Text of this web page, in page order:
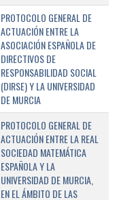
PROTOCOLO GENERAL DE
ACTUACIÓN ENTRE LA
ASOCIACIÓN ESPAÑOLA DE
DIRECTIVOS DE
RESPONSABILIDAD SOCIAL
(DIRSE) Y LA UNIVERSIDAD
DE MURCIA
PROTOCOLO GENERAL DE
ACTUACIÓN ENTRE LA REAL
SOCIEDAD MATEMÁTICA
ESPAÑOLA Y LA
UNIVERSIDAD DE MURCIA,
EN EL ÁMBITO DE LAS